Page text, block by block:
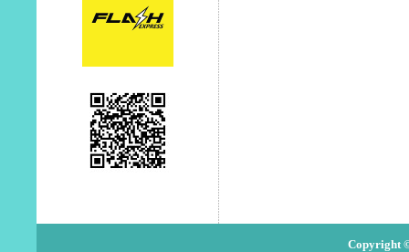
Copyright